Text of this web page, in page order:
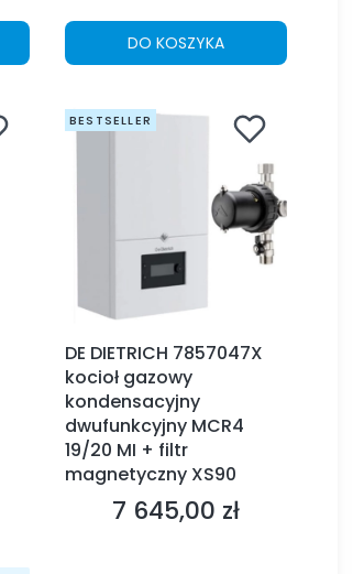
DO KOSZYKA
BESTSELLER
DE DIETRICH 7857047X
kocioł gazowy
kondensacyjny
dwufunkcyjny MCR4
19/20 MI + filtr
magnetyczny XS90
Cena
7 645,00 zł